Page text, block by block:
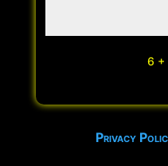
6 +
Privacy